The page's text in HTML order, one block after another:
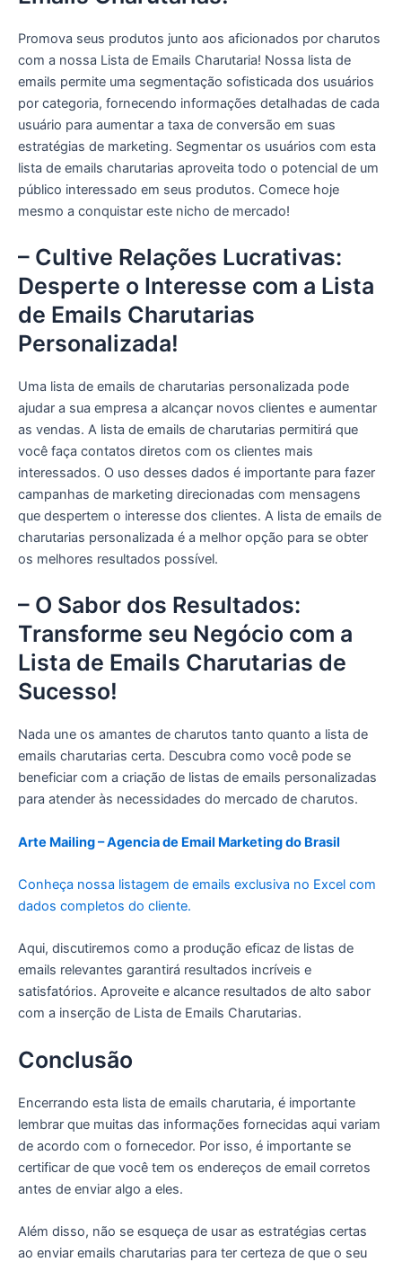
Promova seus produtos junto aos aficionados por charutos
com a nossa Lista de Emails Charutaria! Nossa lista de
emails permite uma segmentação sofisticada dos usuários
por categoria, fornecendo informações detalhadas de cada
usuário para aumentar a taxa de conversão em suas
estratégias de marketing. Segmentar os usuários com esta
lista de emails charutarias aproveita todo o potencial de um
público interessado em seus produtos. Comece hoje
mesmo a conquistar este nicho de mercado!
– Cultive Relações Lucrativas:
Desperte o Interesse com a Lista
de Emails Charutarias
Personalizada!
Uma lista de emails de charutarias personalizada pode
ajudar a sua empresa a alcançar novos clientes e aumentar
as vendas. A lista de emails de charutarias permitirá que
você faça contatos diretos com os clientes mais
interessados. O uso desses dados é importante para fazer
campanhas de marketing direcionadas com mensagens
que despertem o interesse dos clientes. A lista de emails de
charutarias personalizada é a melhor opção para se obter
os melhores resultados possível.
– O Sabor dos Resultados:
Transforme seu Negócio com a
Lista de Emails Charutarias de
Sucesso!
Nada une os amantes de charutos tanto quanto a lista de
emails charutarias certa. Descubra como você pode se
beneficiar com a criação de listas de emails personalizadas
para atender às necessidades do mercado de charutos.
Arte Mailing – Agencia de Email Marketing do Brasil
Conheça nossa listagem de emails exclusiva no Excel com
dados completos do cliente.
Aqui, discutiremos como a produção eficaz de listas de
emails relevantes garantirá resultados incríveis e
satisfatórios. Aproveite e alcance resultados de alto sabor
com a inserção de Lista de Emails Charutarias.
Conclusão
Encerrando esta lista de emails charutaria, é importante
lembrar que muitas das informações fornecidas aqui variam
de acordo com o fornecedor. Por isso, é importante se
certificar de que você tem os endereços de email corretos
antes de enviar algo a eles.
Além disso, não se esqueça de usar as estratégias certas
ao enviar emails charutarias para ter certeza de que o seu